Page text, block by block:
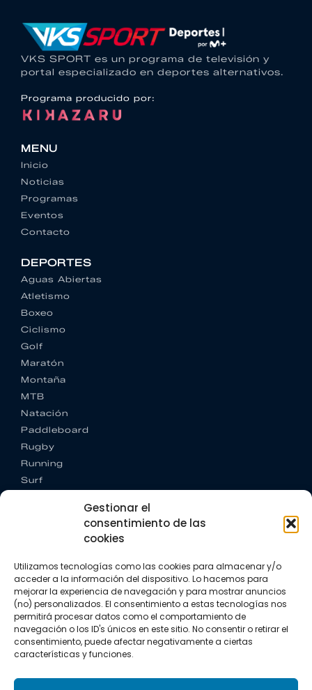
Gestionar el
consentimiento de las
cookies
Utilizamos tecnologías como las cookies para almacenar y/o
acceder a la información del dispositivo. Lo hacemos para
mejorar la experiencia de navegación y para mostrar anuncios
(no) personalizados. El consentimiento a estas tecnologías nos
permitirá procesar datos como el comportamiento de
navegación o los ID's únicos en este sitio. No consentir o retirar el
consentimiento, puede afectar negativamente a ciertas
características y funciones.
VKS SPORT es un programa de televisión y
portal especializado en deportes alternativos.
Programa producido por:
MENU
Inicio
Noticias
Programas
Eventos
Contacto
DEPORTES
Aguas Abiertas
Atletismo
Boxeo
Ciclismo
Golf
Maratón
Montaña
MTB
Natación
Paddleboard
Rugby
Running
Surf
CONTACTO
+34 662 342 177
info@vkssport.com
SÍGUENOS